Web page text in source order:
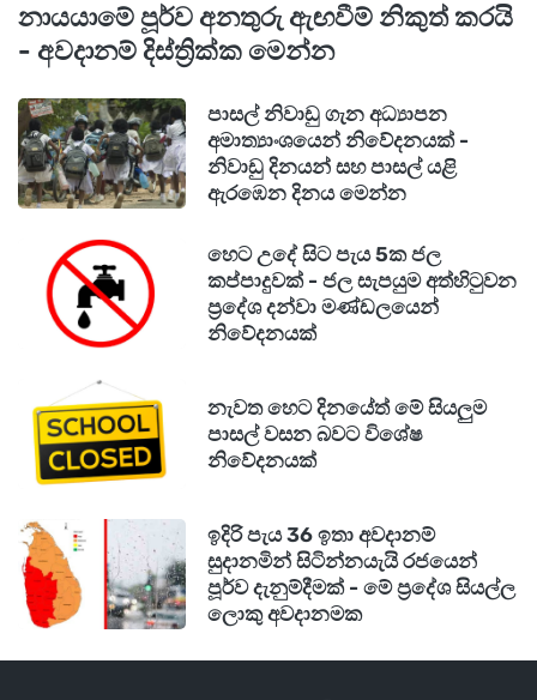
නායයාමේ පූර්ව අනතුරු ඇඟවීම් නිකුත් කරයි
- අවදානම් දිස්ත්‍රික්ක මෙන්න
පාසල් නිවාඩු ගැන අධ්‍යාපන
අමාත්‍යාංශයෙන් නිවේදනයක් -
නිවාඩු දිනයන් සහ පාසල් යළි
ඇරඹෙන දිනය මෙන්න
හෙට උදේ සිට පැය 5ක ජල
කප්පාදුවක් - ජල සැපයුම අත්හිටුවන
ප්‍රදේශ දන්වා මණ්ඩලයෙන්
නිවේදනයක්
නැවත හෙට දිනයේත් මේ සියලුම
පාසල් වසන බවට විශේෂ
නිවේදනයක්
ඉදිරි පැය 36 ඉතා අවදානම්
සුදානමින් සිටින්නයැයි රජයෙන්
පූර්ව දැනුම්දීමක් - මේ ප්‍රදේශ සියල්ල
ලොකු අවදානමක